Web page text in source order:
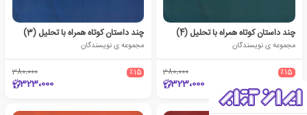
چند داستان کوتاه همراه با تحلیل (4)
مجموعه ی نویسندگان
٪15 380،000
323،000
چند داستان کوتاه همراه با تحلیل (3)
مجموعه ی نویسندگان
٪15 380،000
323،000